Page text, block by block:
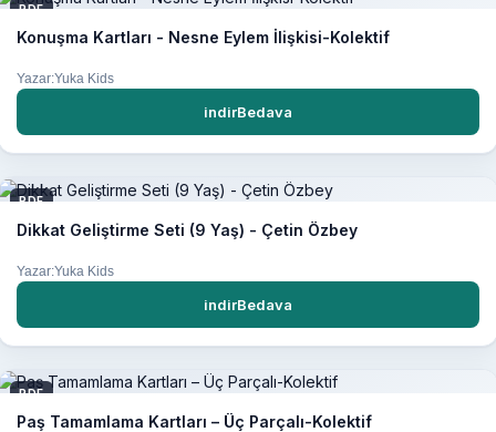
PDF
Konuşma Kartları - Nesne Eylem İlişkisi-Kolektif
Yazar:Yuka Kids
indirBedava
PDF
Dikkat Geliştirme Seti (9 Yaş) - Çetin Özbey
Yazar:Yuka Kids
indirBedava
PDF
Paş Tamamlama Kartları – Üç Parçalı-Kolektif